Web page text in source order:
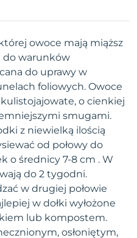
owoce mają miąższ
do warunków
do uprawy w
foliowych. Owoce
o cienkiej
smugami.
z niewielką ilością
od połowy do
o średnicy 7-8 cm . W
do 2 tygodni.
w drugiej połowie
w dołki wyłożone
lub kompostem.
osłoniętym,